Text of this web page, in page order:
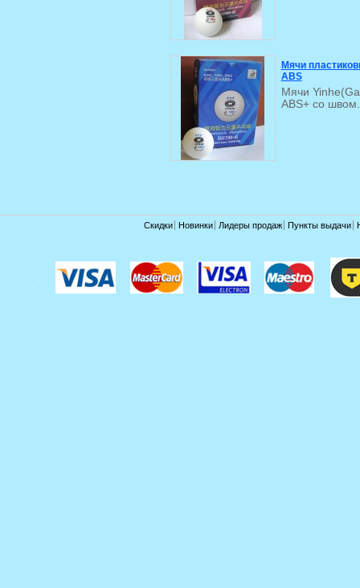
Мячи
ABS
Мячи
ABS+ со
Скидки Новинки Лидеры продаж Пункты выдачи